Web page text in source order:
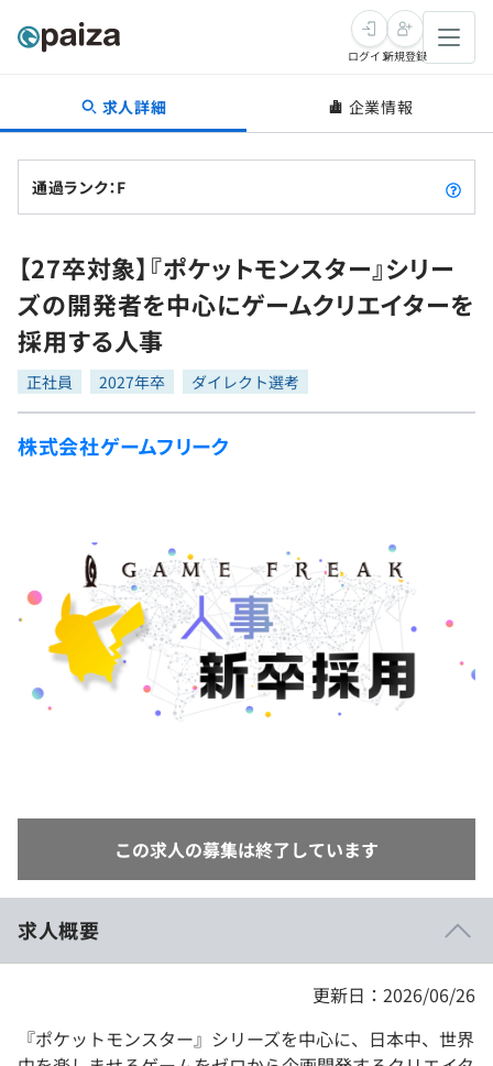
転職・キャリア
転職成功ガイド
転職エージェント
インタビュー
転職成功ガイド
新卒就活
求人検索
本選考
インターン
新卒エージェント
インタビュー
就活成功ガイド
学習
問題集
4択課題
リファレンス
プラン
個人向けプラン
プログラミング言語
再チャレンジ結果一覧
ゲーム・マンガ
note
ログイン新規登録
求人詳細 企業情報
通過ランク：F
【27卒対象】『ポケットモンスター』シリー
ズの開発者を中心にゲームクリエイターを
採用する人事
正社員 2027年卒 ダイレクト選考
株式会社ゲームフリーク
この求人の募集は終了しています
求人概要
更新日：2026/06/26
『ポケットモンスター』シリーズを中心に、日本中、世界